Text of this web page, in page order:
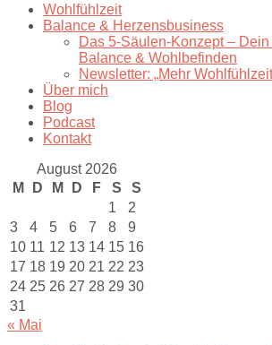
Wohlfühlzeit
Balance & Herzensbusiness
Das 5-Säulen-Konzept –
Balance & Wohlbefinden
Newsletter: „Mehr
Über mich
Blog
Podcast
Kontakt
August 2026
M
D M D F S
S
1
2
3
4 5 6 7 8
9
10 11 12 13 14 15 16
17 18 19 20 21 22 23
24 25 26 27 28 29 30
31
« Mai